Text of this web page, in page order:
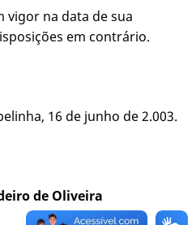
vigor na data de sua
em contrário.
16 de junho de 2.003.
de Oliveira